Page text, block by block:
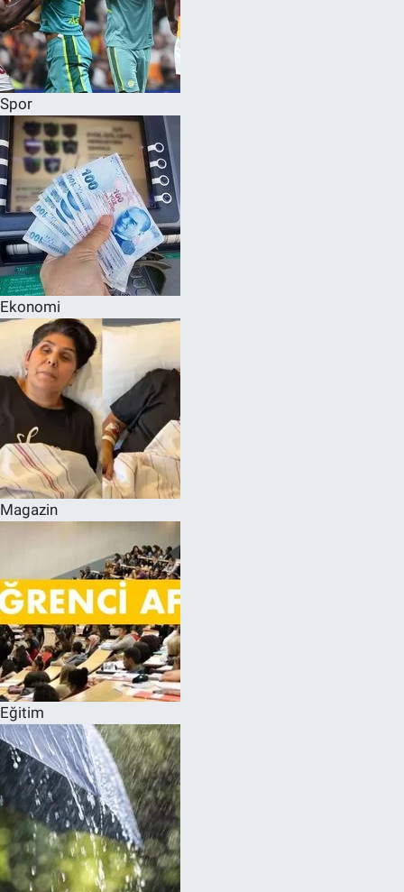
Spor
Ekonomi
Magazin
Eğitim